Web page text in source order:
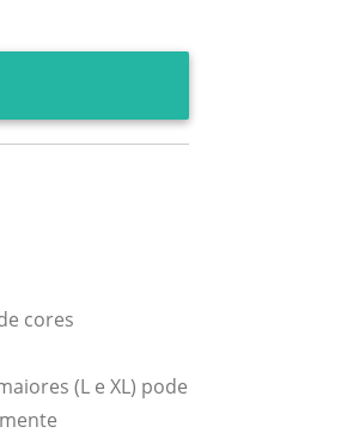
cores
(L e XL) pode